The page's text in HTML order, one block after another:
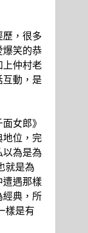
，很多
爆笑的恭
上仲村老
動，是
女郎》
地位，完
為是為
就是為
遭遇那樣
經典，所
樣是有